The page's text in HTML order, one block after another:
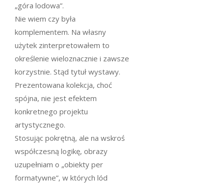
„góra lodowa”.
Nie wiem czy była
komplementem. Na własny
użytek zinterpretowałem to
określenie wieloznacznie i zawsze
korzystnie. Stąd tytuł wystawy.
Prezentowana kolekcja, choć
spójna, nie jest efektem
konkretnego projektu
artystycznego.
Stosując pokrętną, ale na wskroś
współczesną logikę, obrazy
uzupełniam o „obiekty per
formatywne”, w których lód